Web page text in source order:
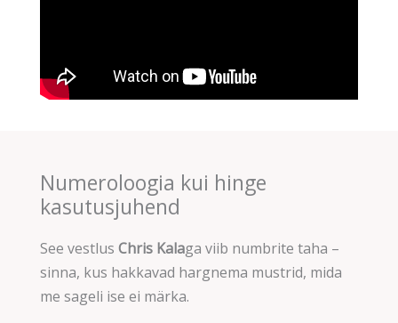
Numeroloogia kui hinge
kasutusjuhend
See vestlus Chris Kalaga viib numbrite taha –
sinna, kus hakkavad hargnema mustrid, mida
me sageli ise ei märka.